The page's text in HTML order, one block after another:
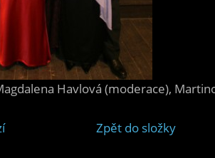
Havlová (moderace),
Zpět do složky